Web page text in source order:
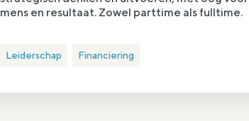
mens en resultaat. Zowel parttime als fulltime.
Leiderschap Financiering